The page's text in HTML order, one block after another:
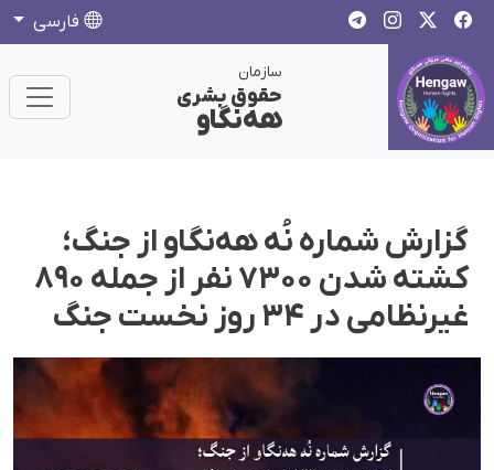
فارسی
سازمان
حقوق بشری
هەنگاو
گزارش شماره نُه هه‌نگاو از جنگ؛
کشته شدن ۷۳۰۰ نفر از جمله ۸۹۰
غیرنظامی در ۳۴ روز نخست جنگ